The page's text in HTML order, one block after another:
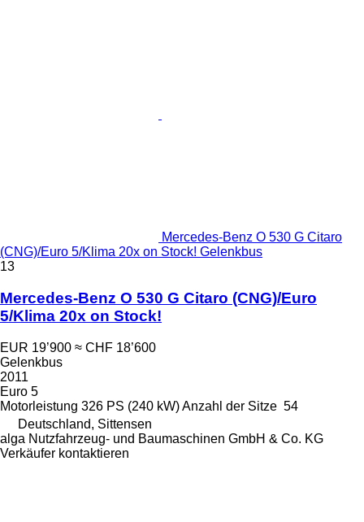
Mercedes-Benz O 530 G Citaro
(CNG)/Euro 5/Klima 20x on Stock! Gelenkbus
13
Mercedes-Benz O 530 G Citaro (CNG)/Euro
5/Klima 20x on Stock!
EUR 19’900 ≈ CHF 18’600
Gelenkbus
2011
Euro 5
Motorleistung 326 PS (240 kW)Anzahl der Sitze 54
Deutschland, Sittensen
alga Nutzfahrzeug- und Baumaschinen GmbH & Co. KG
Verkäufer kontaktieren